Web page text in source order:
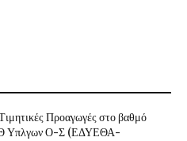
Προαγωγές στο βαθμό
Υπλγων Ο-Σ (ΕΔΥΕΘΑ-